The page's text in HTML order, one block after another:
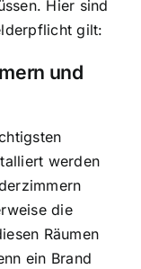
Hier sind
gilt:
und
werden
die
Räumen
ein Brand